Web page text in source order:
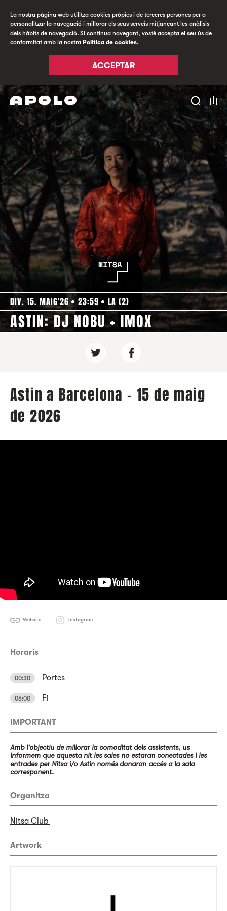
La nostra pàgina web utilitza cookies pròpies i de terceres persones per a
personalitzar la navegació i millorar els seus serveis mitjançant les anàlisis
dels hàbits de navegació. Si continua navegant, vostè accepta el seu ús de
conformitat amb la nostra Política de cookies.
ACCEPTAR
DIV. 15. MAIG'26 23:59 LA (2)
ASTIN: DJ NOBU + IMOX
Astin a Barcelona - 15 de maig
de 2026
Website Instagram
Horaris
00:30 Portes
06:00 Fi
IMPORTANT
Amb l'objectiu de millorar la comoditat dels assistents, us
informem que aquesta nit les sales no estaran conectades i les
entrades per Nitsa i/o Astin només donaran accés a la sala
corresponent.
Organitza
Nitsa Club
Artwork